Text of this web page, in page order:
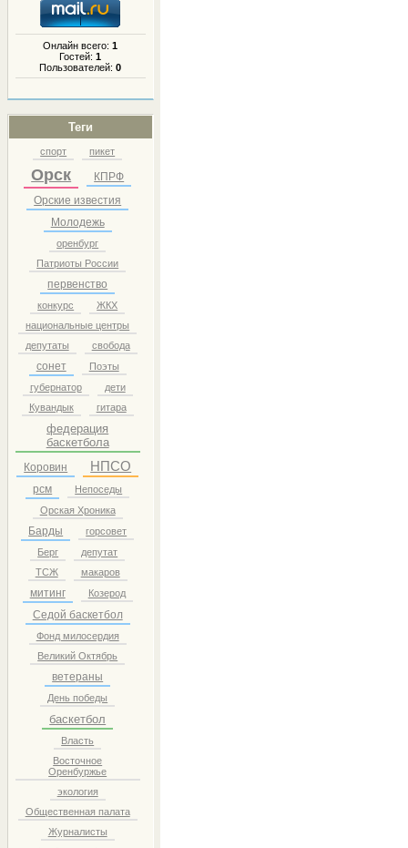
Онлайн всего:1
Гостей:1
Пользователей:0
Теги
спорт пикет
Орск
КПРФ
Орские известия
Молодежь
оренбург
Патриоты России
первенство
конкурс
ЖКХ
национальные центры
депутаты
свобода
сонет
Поэты
губернатор
дети
Кувандык
гитара
федерация
баскетбола
Коровин НПСО
рсм
Непоседы
Орская Хроника
Барды
горсовет
Берг
депутат
ТСЖ
макаров
митинг Козерод
Седой баскетбол
Фонд милосердия
Великий Октябрь
ветераны
День победы
баскетбол
Власть
Восточное
Оренбуржье
экология
Общественная палата
Журналисты